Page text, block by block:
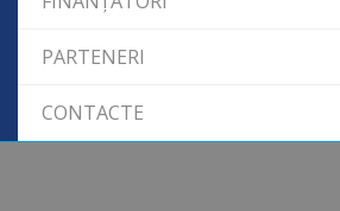
PARTENERI
CONTACTE